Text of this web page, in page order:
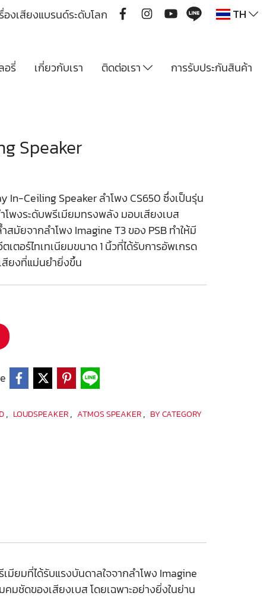
องเสียงแบรนด์ระดับโลก TH
อรี่ เกี่ยวกับเรา ติดต่อเรา การรับประกันสินค้า
Speaker
In-Ceiling Speaker ลำโพง CS650 ซึ่งเป็นรุ่น
พงระดับพรีเมียมทรงพลัง มอบเสียงเบส
มัยจากลำโพง Imagine T3 ของ PSB ทำให้มี
ตอร์ไทเทเนียมขนาด 1 นิ้วที่ได้รับการอัพเกรด
สียงที่แม่นยำยิ่งขึ้น
, LOUDSPEAKER, ATMOS SPEAKER, BY CATEGORY
ยมที่ได้รับแรงบันดาลใจจากลำโพง Imagine
มชัดของเสียงเบส โดยเฉพาะอย่างยิ่งในย่าน